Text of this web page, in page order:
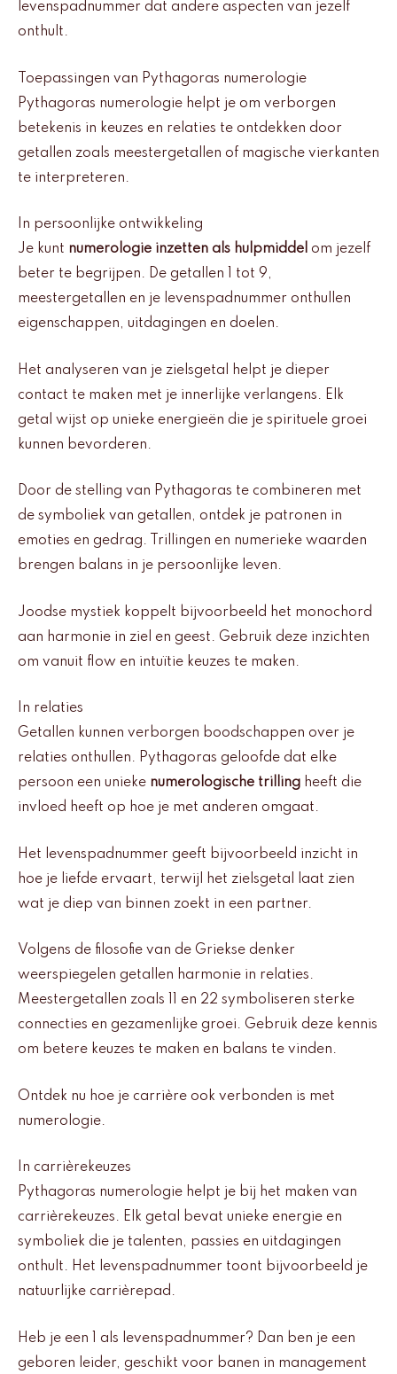
levenspadnummer dat andere aspecten van jezelf
onthult.
Toepassingen van Pythagoras numerologie
Pythagoras numerologie helpt je om verborgen
betekenis in keuzes en relaties te ontdekken door
getallen zoals meestergetallen of magische vierkanten
te interpreteren.
In persoonlijke ontwikkeling
Je kunt numerologie inzetten als hulpmiddel om jezelf
beter te begrijpen. De getallen 1 tot 9,
meestergetallen en je levenspadnummer onthullen
eigenschappen, uitdagingen en doelen.
Het analyseren van je zielsgetal helpt je dieper
contact te maken met je innerlijke verlangens. Elk
getal wijst op unieke energieën die je spirituele groei
kunnen bevorderen.
Door de stelling van Pythagoras te combineren met
de symboliek van getallen, ontdek je patronen in
emoties en gedrag. Trillingen en numerieke waarden
brengen balans in je persoonlijke leven.
Joodse mystiek koppelt bijvoorbeeld het monochord
aan harmonie in ziel en geest. Gebruik deze inzichten
om vanuit flow en intuïtie keuzes te maken.
In relaties
Getallen kunnen verborgen boodschappen over je
relaties onthullen. Pythagoras geloofde dat elke
persoon een unieke numerologische trilling heeft die
invloed heeft op hoe je met anderen omgaat.
Het levenspadnummer geeft bijvoorbeeld inzicht in
hoe je liefde ervaart, terwijl het zielsgetal laat zien
wat je diep van binnen zoekt in een partner.
Volgens de filosofie van de Griekse denker
weerspiegelen getallen harmonie in relaties.
Meestergetallen zoals 11 en 22 symboliseren sterke
connecties en gezamenlijke groei. Gebruik deze kennis
om betere keuzes te maken en balans te vinden.
Ontdek nu hoe je carrière ook verbonden is met
numerologie.
In carrièrekeuzes
Pythagoras numerologie helpt je bij het maken van
carrièrekeuzes. Elk getal bevat unieke energie en
symboliek die je talenten, passies en uitdagingen
onthult. Het levenspadnummer toont bijvoorbeeld je
natuurlijke carrièrepad.
Heb je een 1 als levenspadnummer? Dan ben je een
geboren leider, geschikt voor banen in management